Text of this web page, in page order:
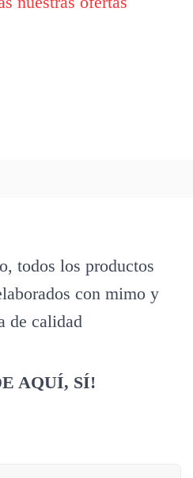
todos los productos
con mimo y
de calidad
AQUÍ, SÍ!